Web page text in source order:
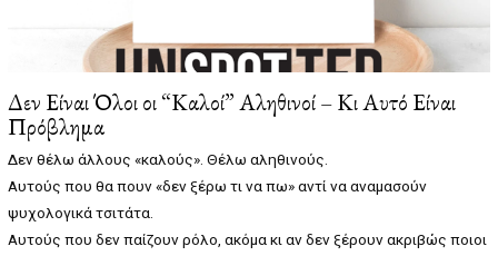
Δεν Είναι Όλοι οι “Καλοί” Αληθινοί – Κι Αυτό Είναι
Πρόβλημα
Δεν θέλω άλλους «καλούς». Θέλω αληθινούς.
Αυτούς που θα πουν «δεν ξέρω τι να πω» αντί να αναμασούν
ψυχολογικά τσιτάτα.
Αυτούς που δεν παίζουν ρόλο, ακόμα κι αν δεν ξέρουν ακριβώς ποιοι